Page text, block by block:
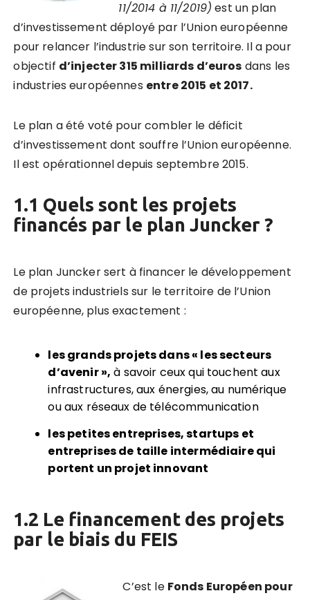
11/2014 à 11/2019) est un plan
d’investissement déployé par l’Union européenne
pour relancer l’industrie sur son territoire. Il a pour
objectif d’injecter 315 milliards d’euros dans les
industries européennes entre 2015 et 2017.
Le plan a été voté pour combler le déficit
d’investissement dont souffre l’Union européenne.
Il est opérationnel depuis septembre 2015.
1.1 Quels sont les projets
financés par le plan Juncker ?
Le plan Juncker sert à financer le développement
de projets industriels sur le territoire de l’Union
européenne, plus exactement :
les grands projets dans « les secteurs
d’avenir », à savoir ceux qui touchent aux
infrastructures, aux énergies, au numérique
ou aux réseaux de télécommunication
les petites entreprises, startups et
entreprises de taille intermédiaire qui
portent un projet innovant
1.2 Le financement des projets
par le biais du FEIS
C’est le Fonds Européen pour